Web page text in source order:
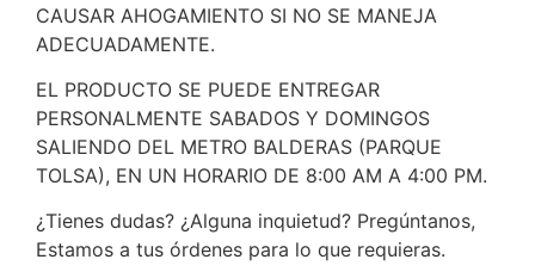
CAUSAR AHOGAMIENTO SI NO SE MANEJA
ADECUADAMENTE.
EL PRODUCTO SE PUEDE ENTREGAR
PERSONALMENTE SABADOS Y DOMINGOS
SALIENDO DEL METRO BALDERAS (PARQUE
TOLSA), EN UN HORARIO DE 8:00 AM A 4:00 PM.
¿Tienes dudas? ¿Alguna inquietud? Pregúntanos,
Estamos a tus órdenes para lo que requieras.